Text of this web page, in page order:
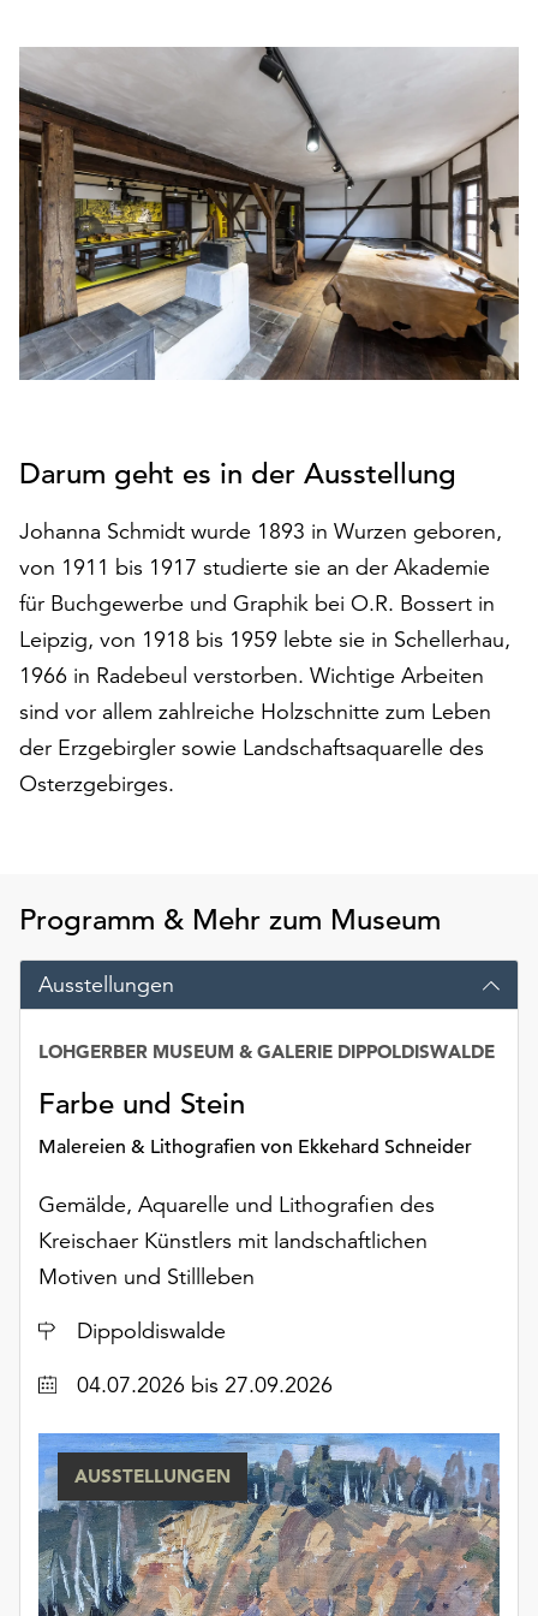
Betrieb
der
Seite
notwendig
sind
(funktionale
Cookies),
sowie
solche,
die
lediglich
zu
anonymen
werden.
Sie
auf
„Alle
akzeptieren“,
um
alle
Cookies
akzeptieren.
Sie
ändern
widerrufen.
Dafür
Ihnen
am
Ende
der
die
Schaltfläche
„Cookie-
Einstellungen“
Verfügung.
Cookies
auch
ohne
Ihr
Einverständnis
weiterhin
ausgeführt.
Darum geht es in der Ausstellung
Johanna Schmidt wurde 1893 in Wurzen geboren,
von 1911 bis 1917 studierte sie an der Akademie
für Buchgewerbe und Graphik bei O.R. Bossert in
Leipzig, von 1918 bis 1959 lebte sie in Schellerhau,
1966 in Radebeul verstorben. Wichtige Arbeiten
sind vor allem zahlreiche Holzschnitte zum Leben
der Erzgebirgler sowie Landschaftsaquarelle des
Osterzgebirges.
Programm & Mehr zum Museum
Ausstellungen
Farbe und Stein
Malereien & Lithografien von Ekkehard Schneider
LOHGERBER MUSEUM & GALERIE DIPPOLDISWALDE
Gemälde, Aquarelle und Lithografien des
Kreischaer Künstlers mit landschaftlichen
Motiven und Stillleben
Ort
Dippoldiswalde
Datum04.07.2026 bis 27.09.2026
AUSSTELLUNGEN